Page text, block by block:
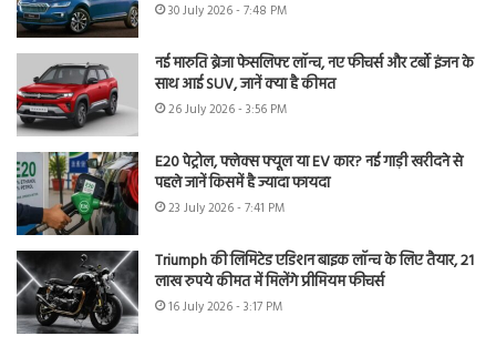
30 July 2026 - 7:48 PM
नई मारुति ब्रेजा फेसलिफ्ट लॉन्च, नए फीचर्स और टर्बो इंजन के
साथ आई SUV, जानें क्या है कीमत
26 July 2026 - 3:56 PM
E20 पेट्रोल, फ्लेक्स फ्यूल या EV कार? नई गाड़ी खरीदने से
पहले जानें किसमें है ज्यादा फायदा
23 July 2026 - 7:41 PM
Triumph की लिमिटेड एडिशन बाइक लॉन्च के लिए तैयार, 21
लाख रुपये कीमत में मिलेंगे प्रीमियम फीचर्स
16 July 2026 - 3:17 PM